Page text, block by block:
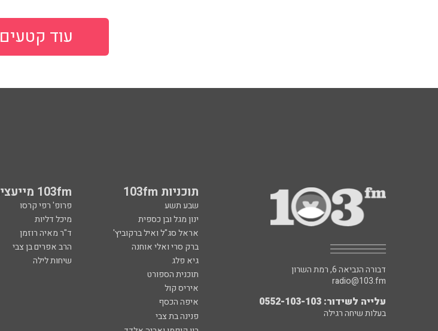
עוד קטעים
תוכניות 103fm 103fm מייעצים
שבע תשע פרופ' רפי קרסו
ינון מגל ובן כספית
מיכל דליות
אראל סג"ל ואיל ברקוביץ'
ד"ר מאיה רוזמן
ברק סרי ואלי אוחנה
הרב אפרים בן צבי
גיא פלג
שיחות לילה
תוכנית הספורט
איריס קול
איפה הכסף
פנינה בת צבי
דבורה הנביאה 6, רמת השרון
radio@103.fm
עלייה לשידור: 0552-103-103
בעלות שיחה רגילה